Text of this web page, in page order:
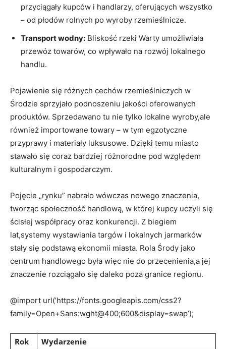
przyciągały kupców i handlarzy, oferujących wszystko
– od płodów rolnych po wyroby rzemieślnicze.
Transport wodny: Bliskość rzeki Warty umożliwiała
przewóz towarów, co wpływało na rozwój lokalnego
handlu.
Pojawienie się różnych cechów rzemieślniczych w
Środzie sprzyjało podnoszeniu jakości oferowanych
produktów. Sprzedawano tu nie tylko lokalne wyroby,ale
również importowane towary – w tym egzotyczne
przyprawy i materiały luksusowe. Dzięki temu miasto
stawało się coraz bardziej różnorodne pod względem
kulturalnym i gospodarczym.
Pojęcie „rynku” nabrało wówczas nowego znaczenia,
tworząc społeczność handlową, w której kupcy uczyli się
ścisłej współpracy oraz konkurencji. Z biegiem
lat,systemy wystawiania targów i lokalnych jarmarków
stały się podstawą ekonomii miasta. Rola Środy jako
centrum handlowego była więc nie do przecenienia,a jej
znaczenie rozciągało się daleko poza granice regionu.
@import url(’https://fonts.googleapis.com/css2?
family=Open+Sans:wght@400;600&display=swap’);
Rok
Wydarzenie